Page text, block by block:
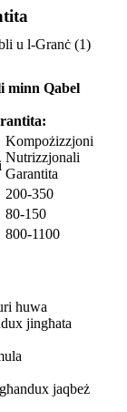
minn Qabel
Kompożizzjoni
Nutrizzjonali
Garantita
200-350
80-150
800-1100
huwa
jingħata
jaqbeż